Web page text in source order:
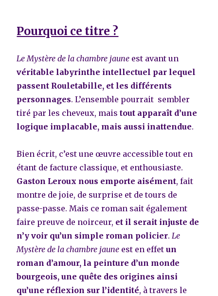
Pourquoi ce titre ?
Le Mystère de la chambre jaune est avant un
véritable labyrinthe intellectuel par lequel
passent Rouletabille, et les différents
personnages. L’ensemble pourrait sembler
tiré par les cheveux, maistout apparaît d’une
logique implacable, mais aussi inattendue.
Bien écrit, c’est une œuvre accessible tout en
étant de facture classique, et enthousiaste.
Gaston Leroux nous emporte aisément, fait
montre de joie, de surprise et de tours de
passe-passe. Mais ce roman sait également
faire preuve de noirceur, et il serait injuste de
n’y voir qu’un simple roman policier.Le
Mystère de la chambre jaune est en effetun
roman d’amour, la peinture d’un monde
bourgeois,une quête des origines ainsi
qu’une réflexion sur l’identité, à travers le